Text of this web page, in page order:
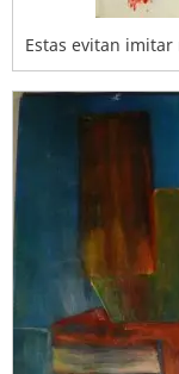
Estas evitan